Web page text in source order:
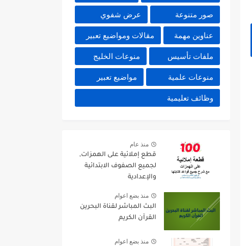
صور متنوعة عرض شفوي
عناوين مهمة مقالات ومواضيع تعبير
ملفات تأسيس منوعات الخليج
منوعات علمية مواضيع تعبير
وظائف تعليمية
منذ عام
قطع إملائية على الهمزات,
لجميع الصفوف الابتدائية
والإعدادية
منذ بضع اعوام
البث المباشر لقناة البحرين
القرآن الكريم
منذ بضع اعوام